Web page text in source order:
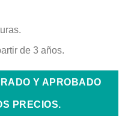
de 3 años.
Y APROBADO
PRECIOS.